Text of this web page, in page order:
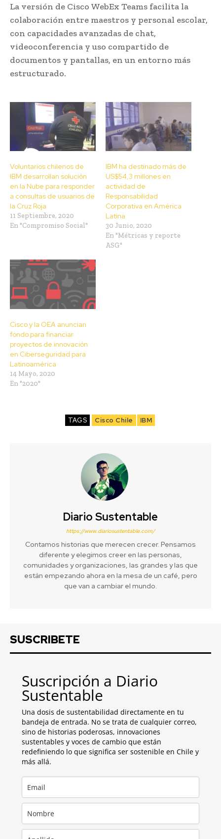
La versión de Cisco WebEx Teams facilita la
colaboración entre maestros y personal escolar,
con capacidades avanzadas de chat,
videoconferencia y uso compartido de
documentos y pantallas, en un entorno más
estructurado.
Voluntarios chilenos de
IBM desarrollan solución
en la Nube para responder
a consultas de usuarios de
la Cruz Roja
11 Septiembre, 2020
En "Compromiso Social"
IBM ha destinado más de
US$54,3 millones en
actividad de
Responsabilidad
Corporativa en América
Latina
30 Junio, 2020
En "Métricas y reporte
ASG"
Cisco y la OEA anuncian
fondo para financiar
proyectos de innovación
en Ciberseguridad para
Latinoamérica
14 Mayo, 2020
En "2020"
TAGS Cisco Chile IBM
Diario Sustentable
https://www.diariosustentable.com/
Contamos historias que merecen crecer. Pensamos
diferente y elegimos creer en las personas,
comunidades y organizaciones, las grandes y las que
están empezando ahora en la mesa de un café, pero
que van a cambiar el mundo.
SUSCRIBETE
Suscripción a Diario
Sustentable
Una dosis de sustentabilidad directamente en tu
bandeja de entrada. No se trata de cualquier correo,
sino de historias poderosas, innovaciones
sustentables y voces de cambio que están
redefiniendo lo que significa ser sostenible en Chile y
más allá.